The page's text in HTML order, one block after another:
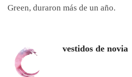
Green, duraron más de un año.
vestidos de novia